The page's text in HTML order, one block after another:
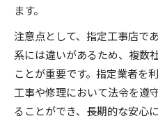
ます。
注意点として、指定工事店で
系には違いがあるため、複数
ことが重要です。指定業者を
工事や修理において法令を遵
ることができ、長期的な安心